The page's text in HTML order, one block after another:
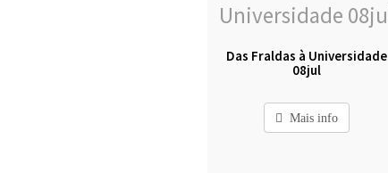
Das Fraldas à Universidade
08jul
Mais info